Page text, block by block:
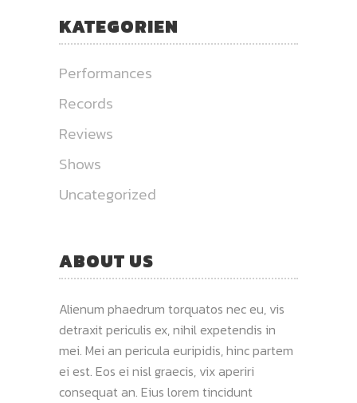
KATEGORIEN
Performances
Records
Reviews
Shows
Uncategorized
ABOUT US
Alienum phaedrum torquatos nec eu, vis
detraxit periculis ex, nihil expetendis in
mei. Mei an pericula euripidis, hinc partem
ei est. Eos ei nisl graecis, vix aperiri
consequat an. Eius lorem tincidunt